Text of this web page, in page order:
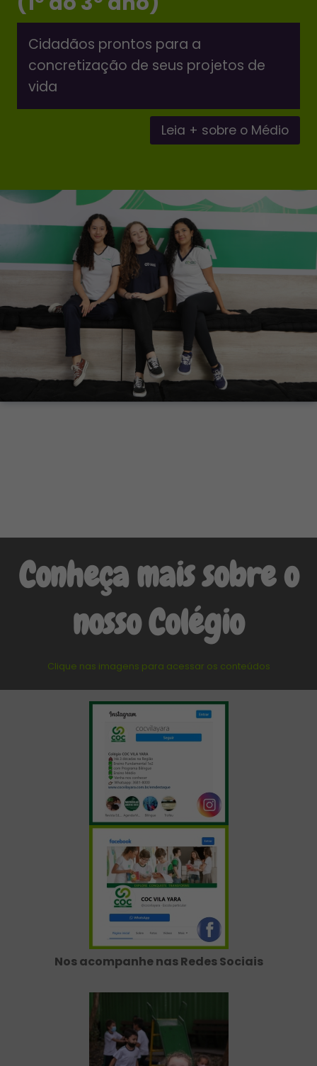
Cidadãos prontos para a
concretização de seus projetos de
vida
Leia + sobre o Médio
Conheça mais sobre o
nosso Colégio
Clique nas imagens para acessar os conteúdos
Nos acompanhe nas Redes Sociais